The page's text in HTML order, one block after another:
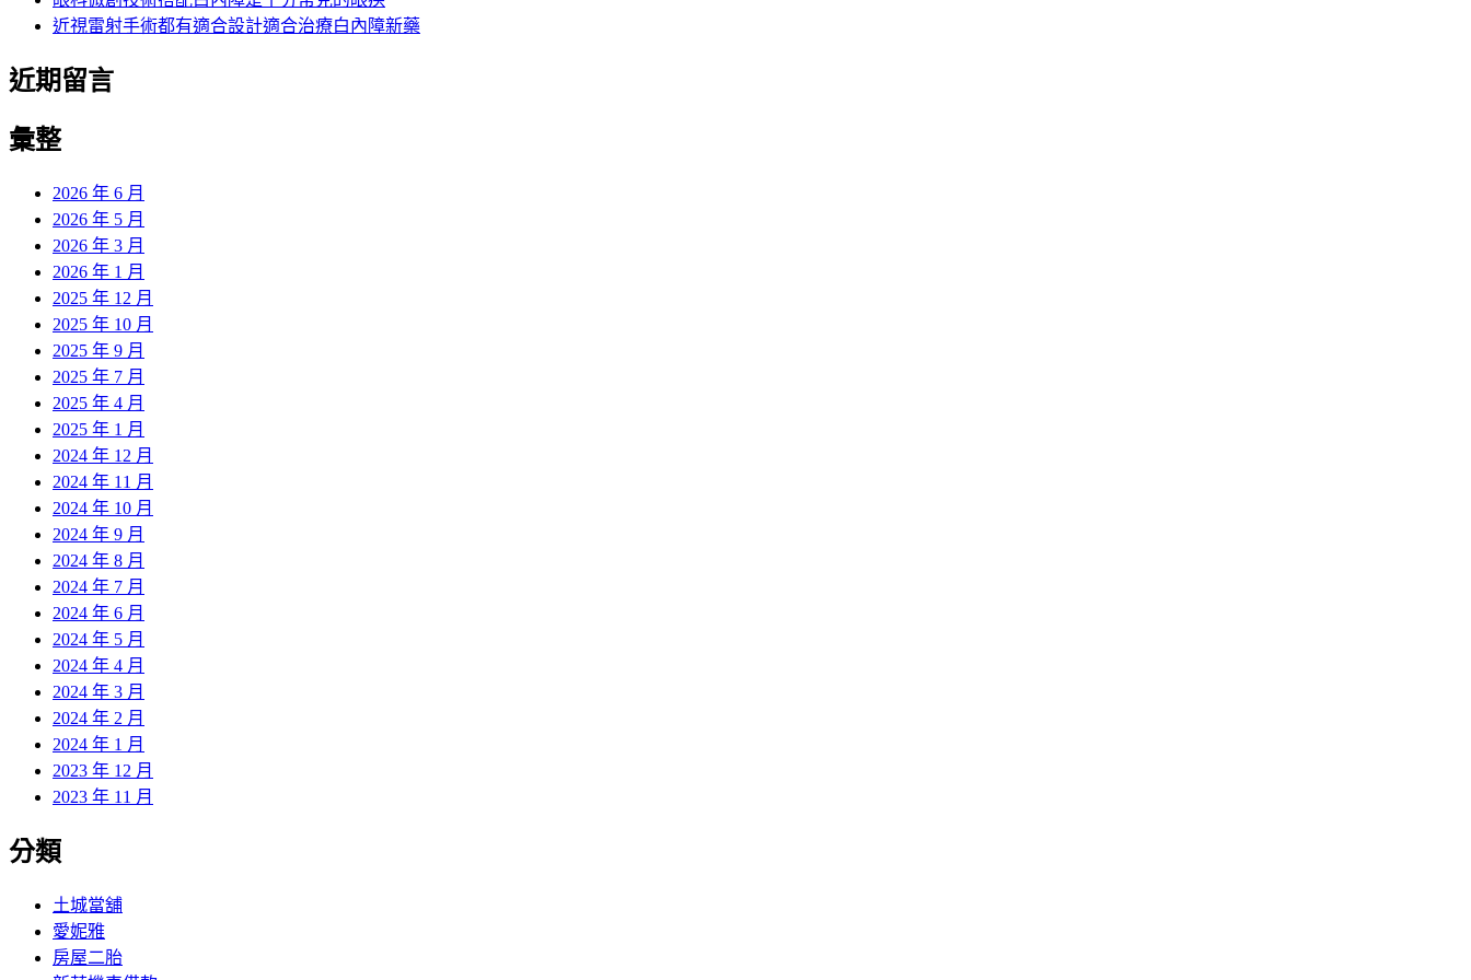
近視雷射手術都有適合設計適合治療白內障新藥
近期留言
彙整
2026 年 6 月
2026 年 5 月
2026 年 3 月
2026 年 1 月
2025 年 12 月
2025 年 10 月
2025 年 9 月
2025 年 7 月
2025 年 4 月
2025 年 1 月
2024 年 12 月
2024 年 11 月
2024 年 10 月
2024 年 9 月
2024 年 8 月
2024 年 7 月
2024 年 6 月
2024 年 5 月
2024 年 4 月
2024 年 3 月
2024 年 2 月
2024 年 1 月
2023 年 12 月
2023 年 11 月
分類
土城當舖
愛妮雅
房屋二胎